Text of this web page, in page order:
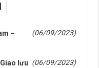
–
(06/09/2023)
lưu (06/09/2023)